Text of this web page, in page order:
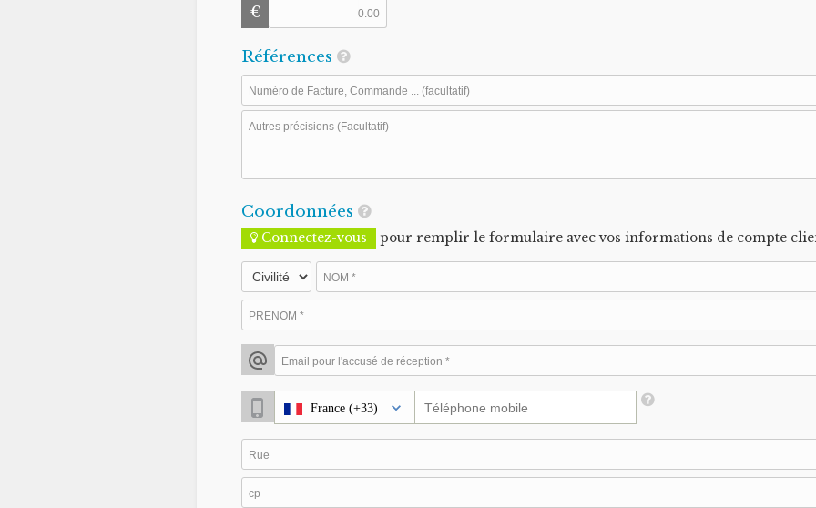
€
Références
Coordonnées
Connectez-vous pour remplir le formulaire avec vos informations de compte
France (+33)